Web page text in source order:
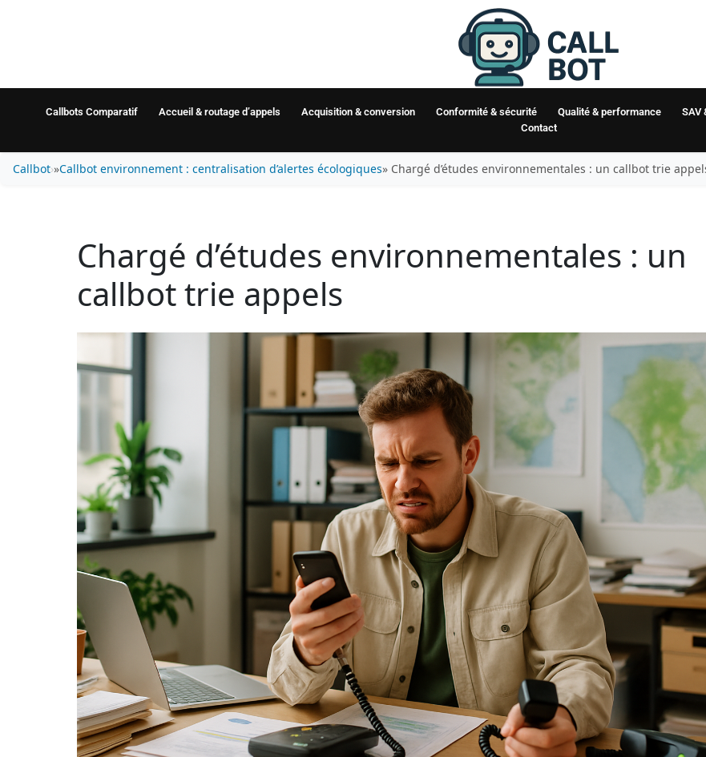
Callbots Comparatif Accueil & routage d’appels Acquisition & conversion Conformité & sécurité Qualité & performance SAV
Contact
Callbot »Callbot environnement : centralisation d’alertes écologiques» Chargé d’études environnementales : un callbot trie
Chargé d’études environnementales : un
callbot trie appels